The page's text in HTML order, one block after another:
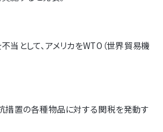
当として、アメリカをWTO（世界貿易機
措置の各種物品に対する関税を発動す